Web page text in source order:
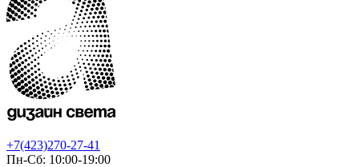
+7(423)270-27-41
Пн-Сб: 10:00-19:00